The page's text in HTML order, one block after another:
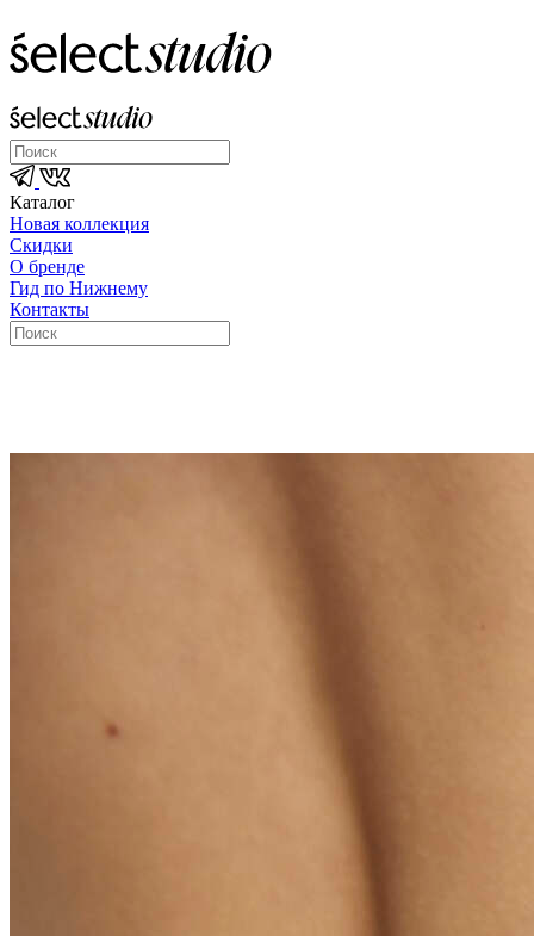
Каталог
Новая коллекция
Скидки
О бренде
Гид по Нижнему
Контакты